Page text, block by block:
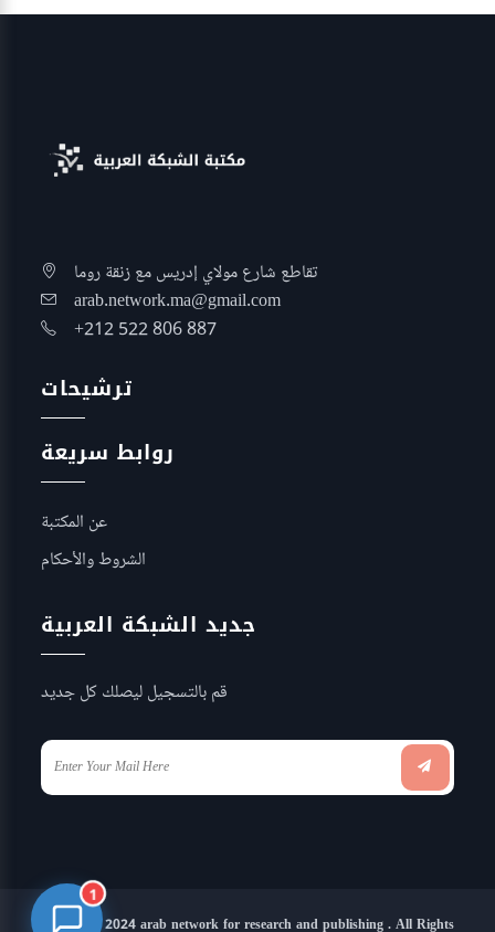
تقاطع شارع مولاي إدريس مع زنقة روما
arab.network.ma@gmail.com
+212 522 806 887
ترشيحات
روابط سريعة
عن المكتبة
الشروط والأحكام
جديد الشبكة العربية
قم بالتسجيل ليصلك كل جديد
Copyright 2024 arab network for research and publishing . All Rights
1